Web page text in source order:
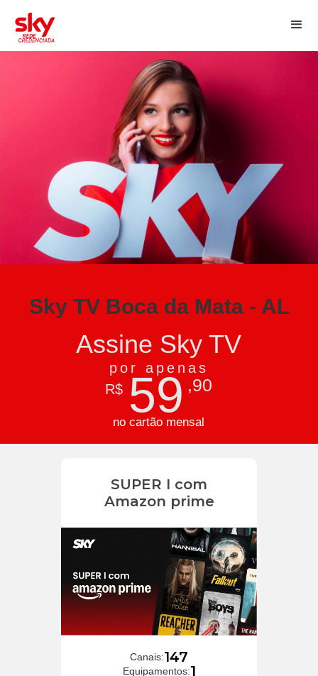
Sky TV Boca da Mata - AL
Assine Sky TV
por apenas
R$ 59 ,90
no cartão mensal
SUPER I com
Amazon prime
Canais:147
Equipamentos:1